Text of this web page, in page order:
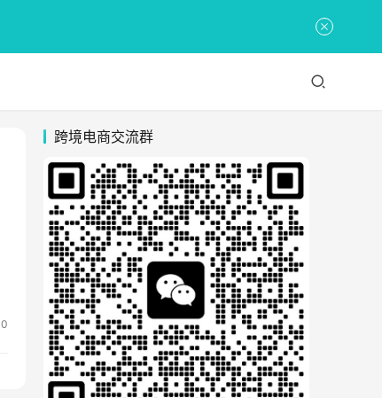
0
跨境电商交流群